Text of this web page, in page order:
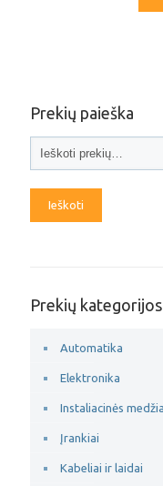
Prekių paieška
Ieškoti
Prekių kategorijos
Automatika
Elektronika
Instaliacinės
Įrankiai
Kabeliai ir laidai